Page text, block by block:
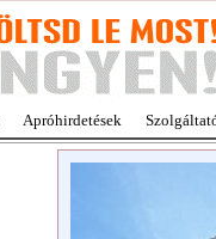
Apróhirdetések